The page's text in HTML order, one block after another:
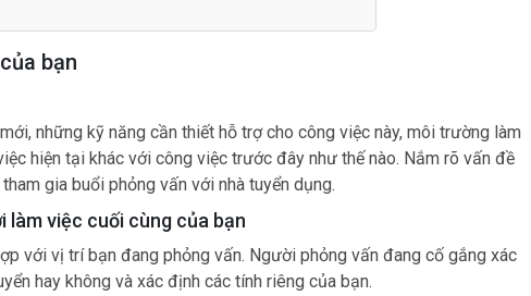
bạn
những kỹ năng cần thiết hỗ trợ cho công việc này, môi trường làm
hiện tại khác với công việc trước đây như thế nào. Nắm rõ vấn đề
gia buổi phỏng vấn với nhà tuyển dụng.
làm việc cuối cùng của bạn
với vị trí bạn đang phỏng vấn. Người phỏng vấn đang cố gắng xác
hay không và xác định các tính riêng của bạn.